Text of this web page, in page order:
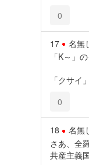
0
17 名無
「K～」
「クサイ
0
18 名無
さあ、全
共産主義